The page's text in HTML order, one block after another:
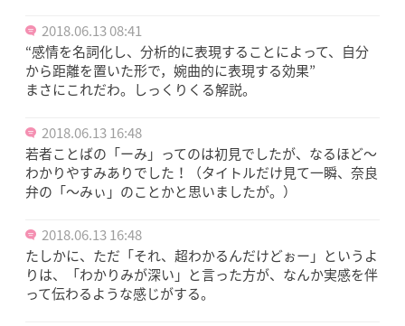
2018.06.13 08:41
“感情を名詞化し、分析的に表現することによって、自分
から距離を置いた形で，婉曲的に表現する効果”
まさにこれだわ。しっくりくる解説。
2018.06.13 16:48
若者ことばの「ーみ」ってのは初見でしたが、なるほど～
わかりやすみありでした！（タイトルだけ見て一瞬、奈良
弁の「～みぃ」のことかと思いましたが。）
2018.06.13 16:48
たしかに、ただ「それ、超わかるんだけどぉー」というよ
りは、「わかりみが深い」と言った方が、なんか実感を伴
って伝わるような感じがする。